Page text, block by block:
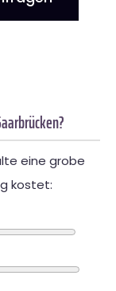
eine grobe
kostet: